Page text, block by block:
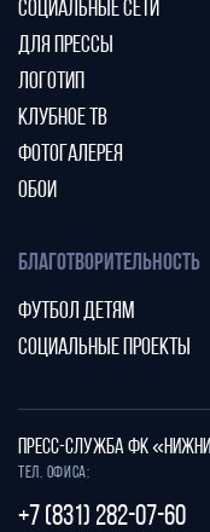
СОЦИАЛЬНЫЕ СЕТИ
ДЛЯ ПРЕССЫ
ЛОГОТИП
КЛУБНОЕ ТВ
ФОТОГАЛЕРЕЯ
ОБОИ
БЛАГОТВОРИТЕЛЬНОСТЬ
ФУТБОЛ ДЕТЯМ
СОЦИАЛЬНЫЕ ПРОЕКТЫ
ПРЕСС-СЛУЖБА ФК
Тел. офиса:
+7 (831) 282-07-60